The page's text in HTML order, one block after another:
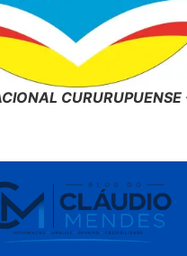
CURURUPUENSE